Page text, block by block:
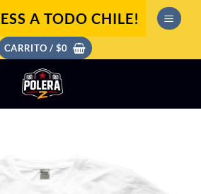
A TODO CHILE!
CARRITO / $0